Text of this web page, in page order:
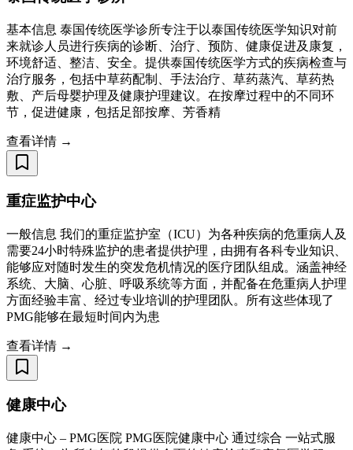
基本信息 泰国传统医学诊所专注于以泰国传统医学知识对前
来就诊人员进行疾病的诊断、治疗、预防、健康促进及康复，
环境舒适、整洁、安全。提供泰国传统医学方式的疾病检查与
治疗服务，包括中草药配制、手法治疗、草药蒸汽、草药热
敷、产后母婴护理及健康护理建议。在按摩过程中的不同环
节，促进健康，包括足部按摩、芳香精
查看详情 →
重症监护中心
一般信息 我们的重症监护室（ICU）为各种疾病的危重病人及
需要24小时特殊监护的患者提供护理，由拥有各科专业知识、
能够应对随时发生的突发危机情况的医疗团队组成。涵盖神经
系统、大脑、心脏、呼吸系统等方面，并配备在危重病人护理
方面经验丰富、经过专业培训的护理团队。所有这些体现了
PMG能够在最短时间内为患
查看详情 →
健康中心
健康中心 – PMG医院 PMG医院健康中心 通过综合 一站式服